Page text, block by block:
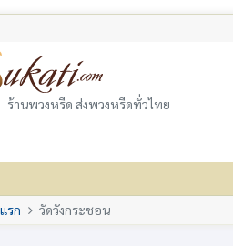
ร้านพวงหรีด ส่งพวงหรีดทั่วไทย
รก วัดวังกระชอน